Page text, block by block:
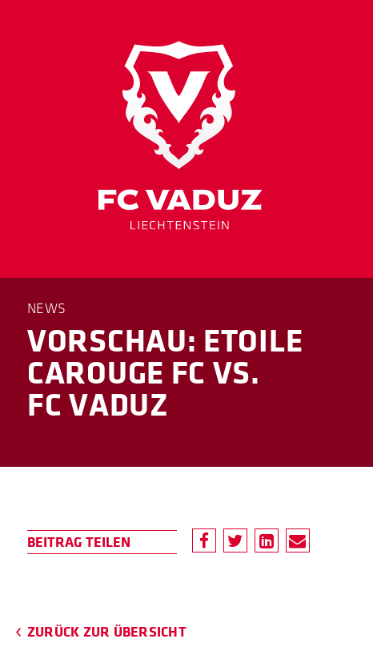
NEWS
VORSCHAU: ETOILE
CAROUGE FC VS.
FC VADUZ
ZURÜCK ZUR ÜBERSICHT